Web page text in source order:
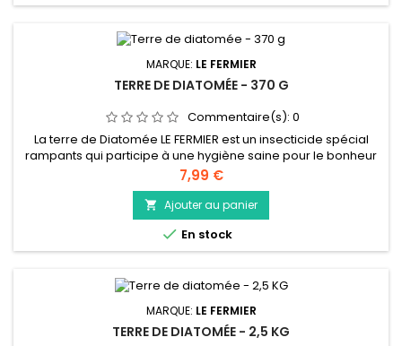
MARQUE: LE FERMIER
TERRE DE DIATOMÉE - 370 G
Commentaire(s): 0
La terre de Diatomée LE FERMIER est un insecticide spécial
rampants qui participe à une hygiène saine pour le bonheur
de vos animaux : poule.... Composée de fossiles d’algues
marines microscopiques très coupants, la Terre de
Diatomée est une poudre qui permet de lutter contre les
parasites et les insectes rampants présent dans vos
poulailler ou autres.
Prix
7,99 €
 Ajouter au panier
 En stock
MARQUE: LE FERMIER
TERRE DE DIATOMÉE - 2,5 KG